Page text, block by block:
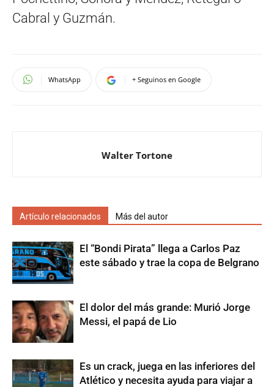
Cabral y Guzmán.
WhatsApp + Seguinos en Google
Walter Tortone
Artículo relacionados Más del autor
El “Bondi Pirata” llega a Carlos Paz
este sábado y trae la copa de Belgrano
El dolor del más grande: Murió Jorge
Messi, el papá de Lio
Es un crack, juega en las inferiores del
Atlético y necesita ayuda para viajar a